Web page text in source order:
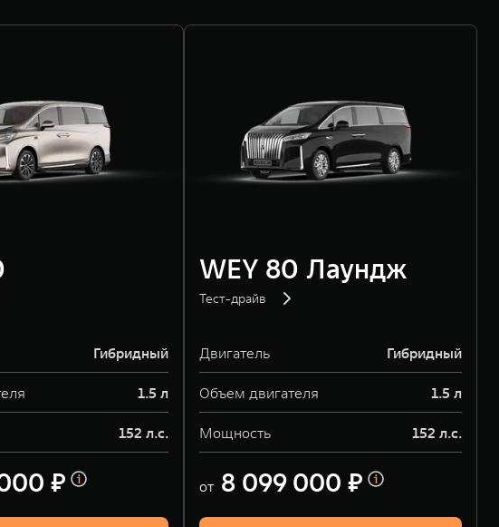
Гибридный
1.5 л
152 л.с.
₽
WEY 80 Лаундж
Тест-драйв
Двигатель Гибридный
Объем двигателя 1.5 л
Мощность 152 л.с.
от 8 099 000 ₽